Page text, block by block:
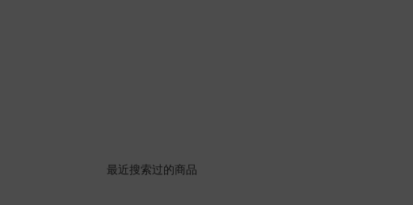
最近搜索过的商品